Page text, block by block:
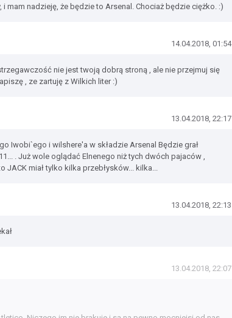
mam nadzieję, że będzie to Arsenal. Chociaż będzie ciężko. :)
14.04.2018, 01:54
nie jest twoją dobrą stroną , ale nie przejmuj się
, ze zartuję z Wilkich liter :)
13.04.2018, 22:17
Iwobi`ego i wilshere'a w składzie Arsenal Będzie grał
. Już wole oglądać Elnenego niż tych dwóch pajaców ,
miał tylko kilka przebłysków... kilka...
13.04.2018, 22:13
13.04.2018, 22:07